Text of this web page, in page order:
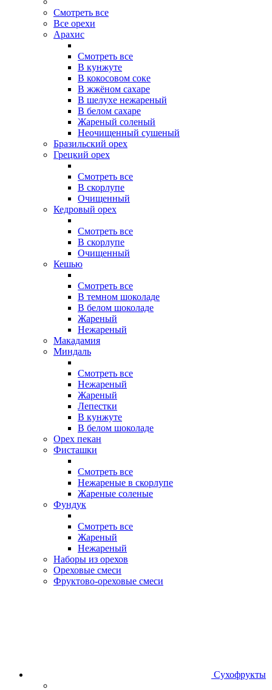
Смотреть все
Все орехи
Арахис
Смотреть все
В кунжуте
В кокосовом соке
В жжёном сахаре
В шелухе нежареный
В белом сахаре
Жареный соленый
Неочищенный сушеный
Бразильский орех
Грецкий орех
Смотреть все
В скорлупе
Очищенный
Кедровый орех
Смотреть все
В скорлупе
Очищенный
Кешью
Смотреть все
В темном шоколаде
В белом шоколаде
Жареный
Нежареный
Макадамия
Миндаль
Смотреть все
Нежареный
Жареный
Лепестки
В кунжуте
В белом шоколаде
Орех пекан
Фисташки
Смотреть все
Нежареные в скорлупе
Жареные соленые
Фундук
Смотреть все
Жареный
Нежареный
Наборы из орехов
Ореховые смеси
Фруктово-ореховые смеси
Сухофрукты